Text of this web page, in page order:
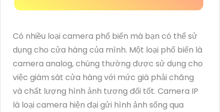
Có nhiều loại camera phổ biến mà bạn có thể sử
dụng cho cửa hàng của mình. Một loại phổ biến là
camera analog, chúng thường được sử dụng cho
việc giám sát cửa hàng với mức giá phải chăng
và chất lượng hình ảnh tương đối tốt. Camera IP
là loại camera hiện đại gửi hình ảnh sống qua